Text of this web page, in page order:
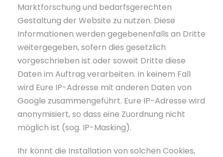
Marktforschung und bedarfsgerechten
Gestaltung der Website zu nutzen. Diese
Informationen werden gegebenenfalls an Dritte
weitergegeben, sofern dies gesetzlich
vorgeschrieben ist oder soweit Dritte diese
Daten im Auftrag verarbeiten. In keinem Fall
wird Eure IP-Adresse mit anderen Daten von
Google zusammengeführt. Eure IP-Adresse wird
anonymisiert, so dass eine Zuordnung nicht
möglich ist (sog. IP-Masking).
Ihr könnt die Installation von solchen Cookies,